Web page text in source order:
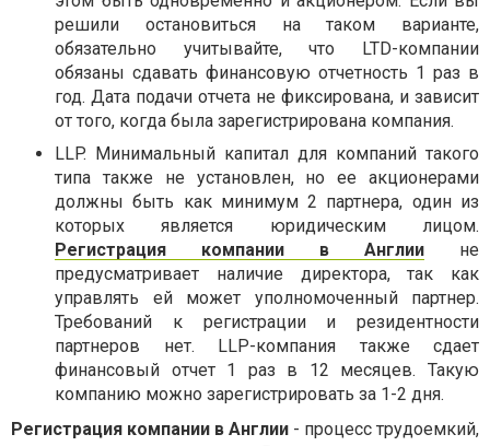
решили остановиться на таком варианте,
обязательно учитывайте, что LTD-компании
обязаны сдавать финансовую отчетность 1 раз в
год. Дата подачи отчета не фиксирована, и зависит
от того, когда была зарегистрирована компания.
LLP. Минимальный капитал для компаний такого
типа также не установлен, но ее акционерами
должны быть как минимум 2 партнера, один из
которых является юридическим лицом.
Регистрация компании в Англии не
предусматривает наличие директора, так как
управлять ей может уполномоченный партнер.
Требований к регистрации и резидентности
партнеров нет. LLP-компания также сдает
финансовый отчет 1 раз в 12 месяцев. Такую
компанию можно зарегистрировать за 1-2 дня.
Регистрация компании в Англии - процесс трудоемкий,